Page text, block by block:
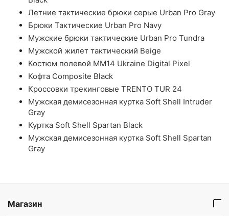
Летние тактические брюки серые Urban Pro Gray
Брюки Тактические Urban Pro Navy
Мужские брюки тактические Urban Pro Tundra
Мужской жилет тактический Beige
Костюм полевой ММ14 Ukraine Digital Pixel
Кофта Composite Black
Кроссовки трекинговые TRENTO TUR 24
Мужская демисезонная куртка Soft Shell Intruder
Gray
Куртка Soft Shell Spartan Black
Мужская демисезонная куртка Soft Shell Spartan
Gray
Магазин